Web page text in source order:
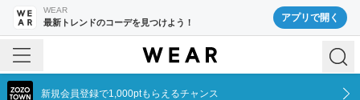
WEAR
最新トレンドのコーデを見つけよう！ アプリで開く
新規会員登録で1,000ptもらえるチャンス